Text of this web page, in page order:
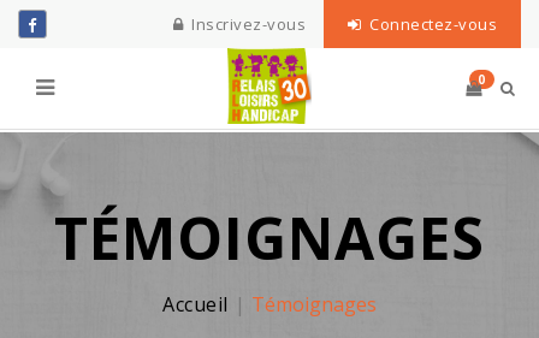
Inscrivez-vous Connectez-vous
0
TÉMOIGNAGES
Accueil Témoignages